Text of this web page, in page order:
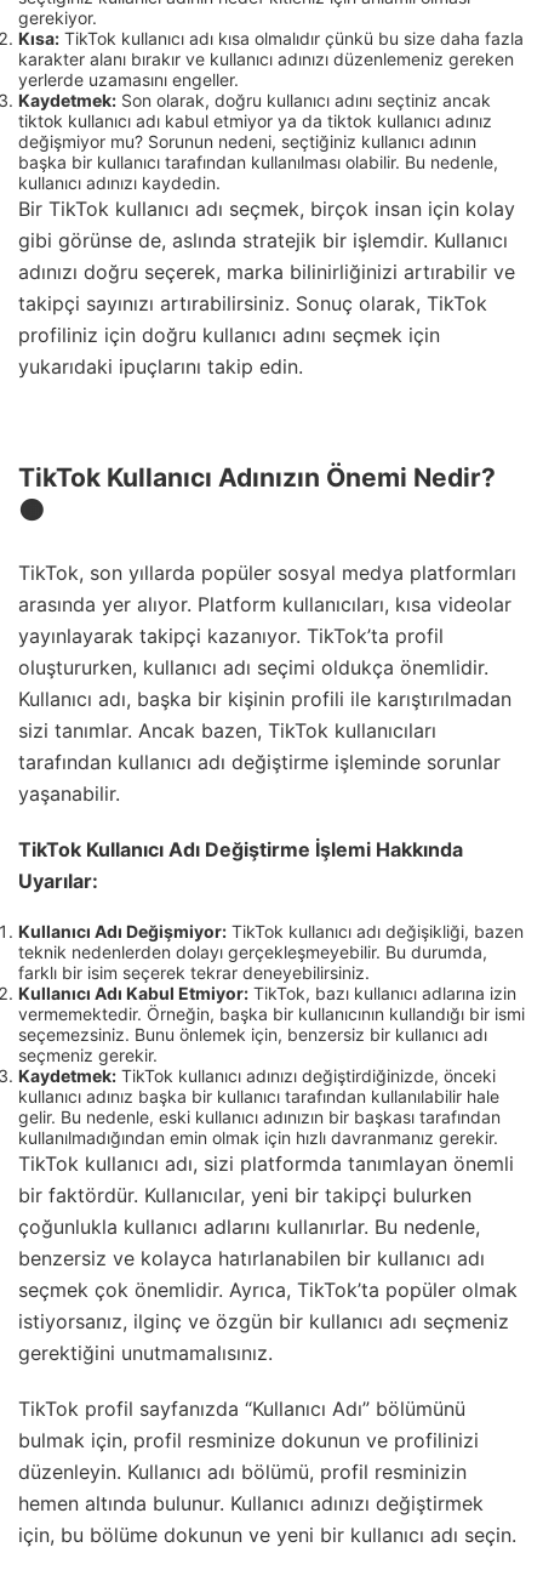
gerekiyor.
Kısa: TikTok kullanıcı adı kısa olmalıdır çünkü bu size daha fazla
karakter alanı bırakır ve kullanıcı adınızı düzenlemeniz gereken
yerlerde uzamasını engeller.
Kaydetmek: Son olarak, doğru kullanıcı adını seçtiniz ancak
tiktok kullanıcı adı kabul etmiyor ya da tiktok kullanıcı adınız
değişmiyor mu? Sorunun nedeni, seçtiğiniz kullanıcı adının
başka bir kullanıcı tarafından kullanılması olabilir. Bu nedenle,
kullanıcı adınızı kaydedin.
Bir TikTok kullanıcı adı seçmek, birçok insan için kolay
gibi görünse de, aslında stratejik bir işlemdir. Kullanıcı
adınızı doğru seçerek, marka bilinirliğinizi artırabilir ve
takipçi sayınızı artırabilirsiniz. Sonuç olarak, TikTok
profiliniz için doğru kullanıcı adını seçmek için
yukarıdaki ipuçlarını takip edin.
TikTok Kullanıcı Adınızın Önemi Nedir?
🟠
TikTok, son yıllarda popüler sosyal medya platformları
arasında yer alıyor. Platform kullanıcıları, kısa videolar
yayınlayarak takipçi kazanıyor. TikTok’ta profil
oluştururken, kullanıcı adı seçimi oldukça önemlidir.
Kullanıcı adı, başka bir kişinin profili ile karıştırılmadan
sizi tanımlar. Ancak bazen, TikTok kullanıcıları
tarafından kullanıcı adı değiştirme işleminde sorunlar
yaşanabilir.
TikTok Kullanıcı Adı Değiştirme İşlemi Hakkında
Uyarılar:
Kullanıcı Adı Değişmiyor: TikTok kullanıcı adı değişikliği, bazen
teknik nedenlerden dolayı gerçekleşmeyebilir. Bu durumda,
farklı bir isim seçerek tekrar deneyebilirsiniz.
Kullanıcı Adı Kabul Etmiyor: TikTok, bazı kullanıcı adlarına izin
vermemektedir. Örneğin, başka bir kullanıcının kullandığı bir ismi
seçemezsiniz. Bunu önlemek için, benzersiz bir kullanıcı adı
seçmeniz gerekir.
Kaydetmek: TikTok kullanıcı adınızı değiştirdiğinizde, önceki
kullanıcı adınız başka bir kullanıcı tarafından kullanılabilir hale
gelir. Bu nedenle, eski kullanıcı adınızın bir başkası tarafından
kullanılmadığından emin olmak için hızlı davranmanız gerekir.
TikTok kullanıcı adı, sizi platformda tanımlayan önemli
bir faktördür. Kullanıcılar, yeni bir takipçi bulurken
çoğunlukla kullanıcı adlarını kullanırlar. Bu nedenle,
benzersiz ve kolayca hatırlanabilen bir kullanıcı adı
seçmek çok önemlidir. Ayrıca, TikTok’ta popüler olmak
istiyorsanız, ilginç ve özgün bir kullanıcı adı seçmeniz
gerektiğini unutmamalısınız.
TikTok profil sayfanızda “Kullanıcı Adı” bölümünü
bulmak için, profil resminize dokunun ve profilinizi
düzenleyin. Kullanıcı adı bölümü, profil resminizin
hemen altında bulunur. Kullanıcı adınızı değiştirmek
için, bu bölüme dokunun ve yeni bir kullanıcı adı seçin.